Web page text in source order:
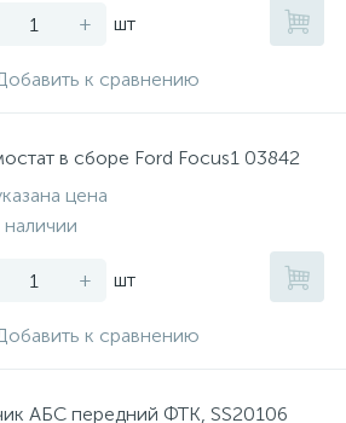
+ шт
к сравнению
в сборе Ford Focus1 03842
цена
наличии
+ шт
к сравнению
АБС передний ФТК, SS20106